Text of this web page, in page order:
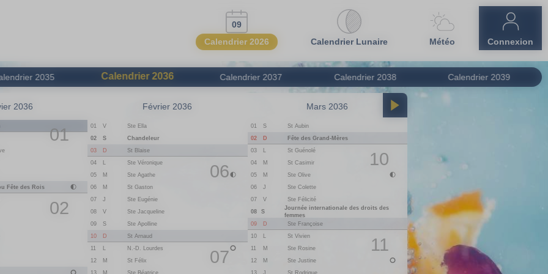
09
Calendrier 2026
Calendrier Lunaire Météo Connexion
2035 Calendrier2036 Calendrier 2037 Calendrier 2038 Calendrier 2039
2036
01
Fête des Rois
02
Février 2036
01 V
Ste Ella
02
S
Chandeleur
03
D St Blaise
04 L Ste Véronique 06
05 M
Ste Agathe
06
M
St Gaston
07
J
Ste Eugénie
08
V
Ste Jacqueline
09
S
Ste Apolline
10
D St Arnaud
11 L N.-D. Lourdes 07
12 M
St Félix
13
M
Ste Béatrice
Mars 2036
01 S
St Aubin
02
D Fête des Grand-Mères
03 L St Guénolé 10
04 M
St Casimir
05
M
Ste Olive
06
J
Ste Colette
07
V
Ste Félicité
08
S
Journée internationale des droits des
femmes
09
D Ste Françoise
10 L St Vivien 11
11 M
Ste Rosine
12
M
Ste Justine
13
J
St Rodrigue
St Isidore
St J-B. de la Salle
Ste Julie
09
10
St Fulbert
11
St Stanislas
12
S
13
Ste Ida